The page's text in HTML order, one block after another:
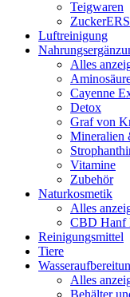
Teigwaren
Luftreinigung
Alles
Cayenne
Detox
Graf von
Mineralien
Vitamine
Zubehör
Naturkosmetik
Alles
CBD Hanf
Reinigungsmittel
Tiere
Alles
Behälter